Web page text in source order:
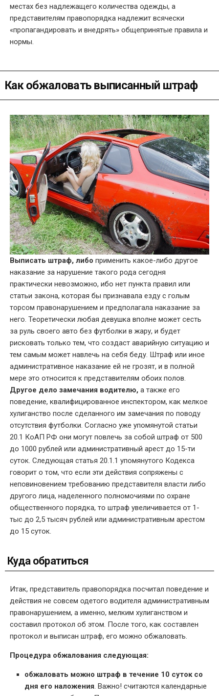
местах без надлежащего количества одежды, а
представителям правопорядка надлежит всячески
«пропагандировать и внедрять» общепринятые правила и
нормы.
Как обжаловать выписанный штраф
Выписать штраф, либо применить какое-либо другое
наказание за нарушение такого рода сегодня
практически невозможно, ибо нет пункта правил или
статьи закона, которая бы признавала езду с голым
торсом правонарушением и предполагала наказание за
него. Теоретически любая девушка вполне может сесть
за руль своего авто без футболки в жару, и будет
рисковать только тем, что создаст аварийную ситуацию и
тем самым может навлечь на себя беду. Штраф или иное
административное наказание ей не грозят, и в полной
мере это относится к представителям обоих полов.
Другое дело замечания водителю, а также его
поведение, квалифицированное инспектором, как мелкое
хулиганство после сделанного им замечания по поводу
отсутствия футболки. Согласно уже упомянутой статьи
20.1 КоАП РФ они могут повлечь за собой штраф от 500
до 1000 рублей или административный арест до 15-ти
суток. Следующая статья 20.1.1 упомянутого Кодекса
говорит о том, что если эти действия сопряжены с
неповиновением требованию представителя власти либо
другого лица, наделенного полномочиями по охране
общественного порядка, то штраф увеличивается от 1-
тыс до 2,5 тысяч рублей или административным арестом
до 15 суток.
Куда обратиться
Итак, представитель правопорядка посчитал поведение и
действия не совсем одетого водителя административным
правонарушением, а именно, мелким хулиганством и
составил протокол об этом. После того, как составлен
протокол и выписан штраф, его можно обжаловать.
Процедура обжалования следующая:
обжаловать можно штраф в течение 10 суток со
дня его наложения. Важно! считаются календарные